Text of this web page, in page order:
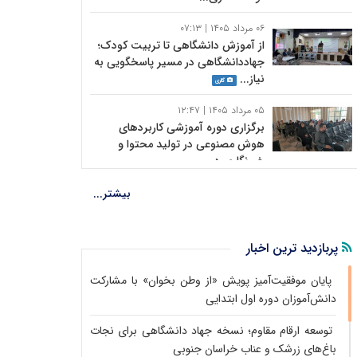
جهاددانشگاهی گفت: ایسنا در کنار جهاد کشاورزی،
جدید
استاندار خراسان جنوبی در پیامی به مناسبت ۱۶ مرداد
سالروز تشکیل جهاددانشگاهی، بر نقش این نهاد در پیوند
میان دانشگاه، صنعت و بخش‌های اجرایی و تبدیل
ظرفیت‌های علمی به فرصت‌های توسعه‌ای تأکید کرد.
اخبار پربازدید آموزشی
۰۶ مرداد ۱۴۰۵ | ۰۷:۱۳
از آموزش دانشگاهی تا تربیت کودک؛
جهاددانشگاهی در مسیر پاسخگویی به
نیاز...
گالری
اخبار پربازدید آموزشی
۰۵ مرداد ۱۴۰۵ | ۱۲:۴۷
برگزاری دوره آموزشی کاربردهای
هوش مصنوعی در تولید محتوا و
خبرنگاری در ...
جهاددانشگاهی...
۰۴ مرداد ۱۴۰۵ | ۰۹:۲۳
پایان موفقیت‌آمیز پویش «از وطن
بخوان» با مشارکت دانش‌آموزان دوره
اول ا...
اخبار پربازدید
بیشتر...
پربازدید ترین اخبار
پایان موفقیت‌آمیز پویش «از وطن بخوان» با مشارکت
دانش‌آموزان دوره اول ابتدایی
توسعه ارقام مقاوم؛ نسخه جهاد دانشگاهی برای نجات
باغ‌های زرشک و عناب خراسان جنوبی